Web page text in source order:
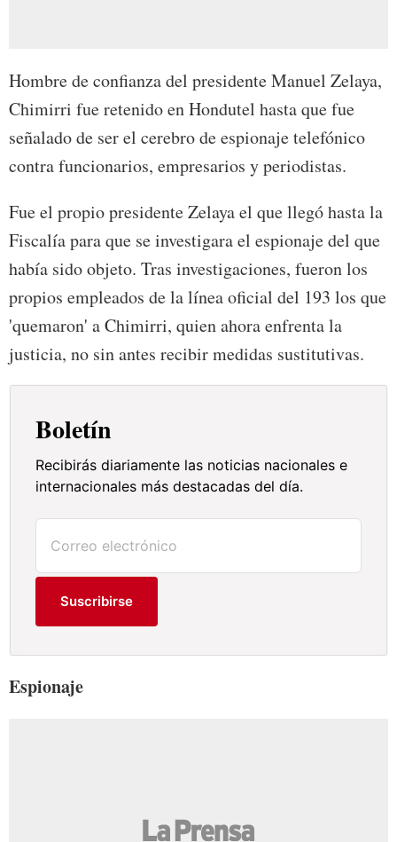
Hombre de confianza del presidente Manuel Zelaya,
Chimirri fue retenido en Hondutel hasta que fue
señalado de ser el cerebro de espionaje telefónico
contra funcionarios, empresarios y periodistas.
Fue el propio presidente Zelaya el que llegó hasta la
Fiscalía para que se investigara el espionaje del que
había sido objeto. Tras investigaciones, fueron los
propios empleados de la línea oficial del 193 los que
'quemaron' a Chimirri, quien ahora enfrenta la
justicia, no sin antes recibir medidas sustitutivas.
Boletín
Recibirás diariamente las noticias nacionales e
internacionales más destacadas del día.
Suscribirse
Espionaje